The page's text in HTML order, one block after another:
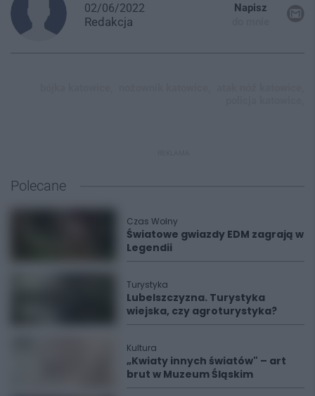
02/06/2022
Redakcja
Napisz
Polecane
Czas Wolny
Światowe gwiazdy EDM zagrają w
Legendii
Turystyka
Lubelszczyzna. Turystyka
wiejska, czy agroturystyka?
Kultura
„Kwiaty innych światów" – art
brut w Muzeum Śląskim